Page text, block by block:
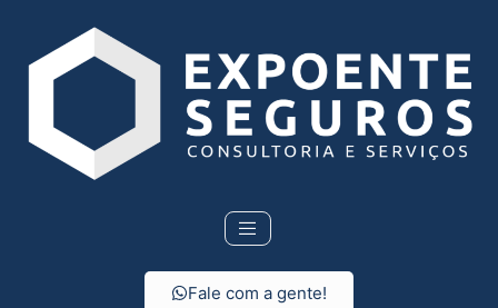
Fale com a gente!